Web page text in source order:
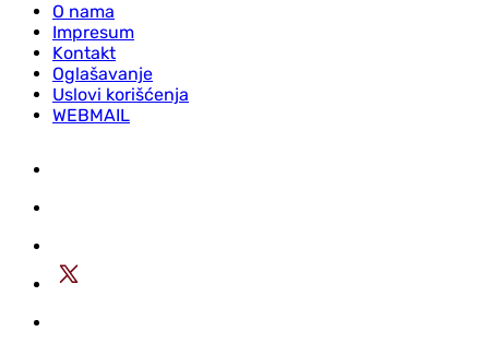
O nama
Impresum
Kontakt
Oglašavanje
Uslovi korišćenja
WEBMAIL